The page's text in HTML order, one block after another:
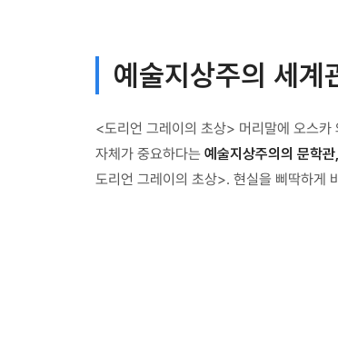
예술지상주의 세계
<도리언 그레이의 초상> 머리말에 오스카
자체가 중요하다는 예술지상주의의 문학
도리언 그레이의 초상>. 현실을 삐딱하게